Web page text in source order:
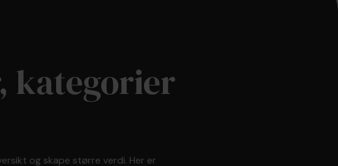
kategorier
og skape større verdi. Her er